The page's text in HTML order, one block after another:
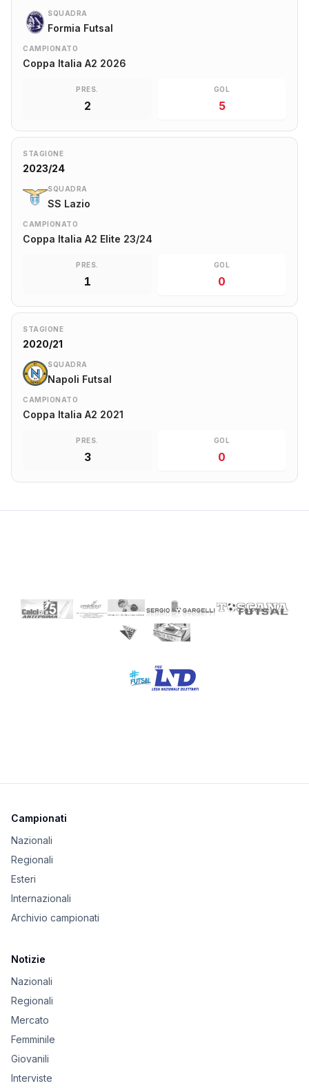
SQUADRA
Formia Futsal
CAMPIONATO
Coppa Italia A2 2026
PRES.
2
GOL
5
STAGIONE
2023/24
SQUADRA
SS Lazio
CAMPIONATO
Coppa Italia A2 Elite 23/24
PRES.
1
GOL
0
STAGIONE
2020/21
SQUADRA
Napoli Futsal
CAMPIONATO
Coppa Italia A2 2021
PRES.
3
GOL
0
Campionati
Nazionali
Regionali
Esteri
Internazionali
Archivio campionati
Notizie
Nazionali
Regionali
Mercato
Femminile
Giovanili
Interviste